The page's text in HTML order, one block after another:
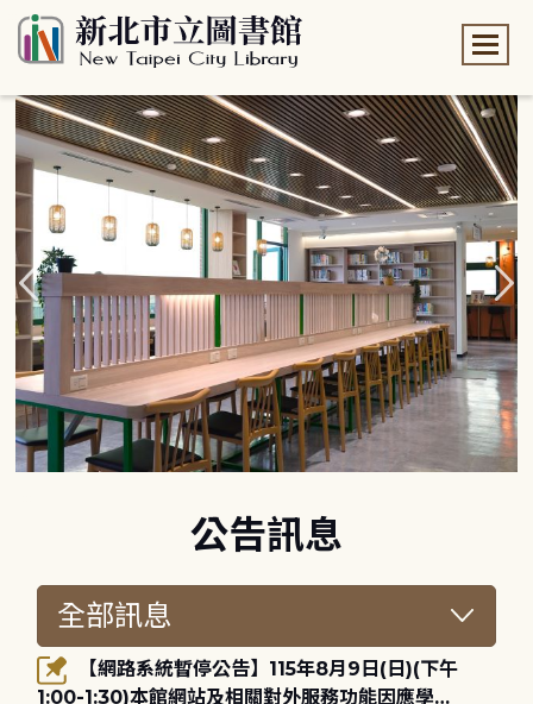
公告訊息
1:00-1:30)本館網站及相關對外服務功能因應學術